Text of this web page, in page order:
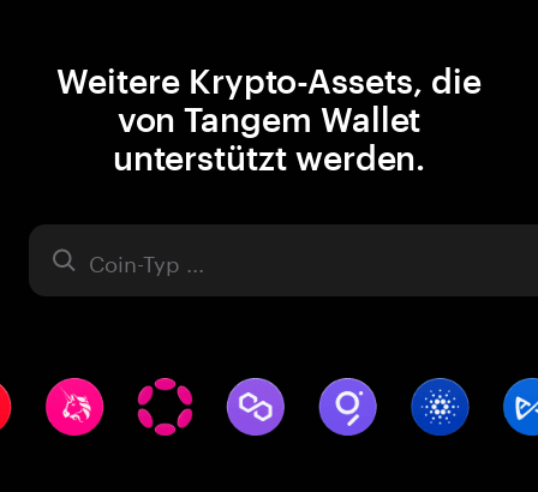
Weitere Krypto-Assets, die
von Tangem Wallet
unterstützt werden.
Asset